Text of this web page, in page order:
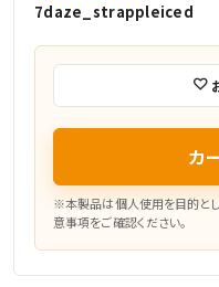
7daze_strappleiced
カ
※本製品は個人使用を目的と
意事項をご確認ください。